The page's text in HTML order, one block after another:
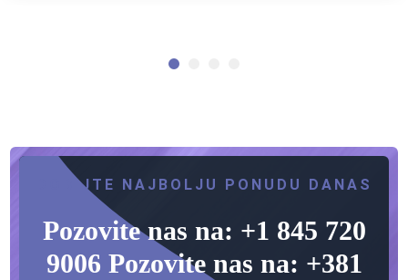
DOBIJTE NAJBOLJU PONUDU DANAS
Pozovite nas na: +1 845 720
9006 Pozovite nas na: +381